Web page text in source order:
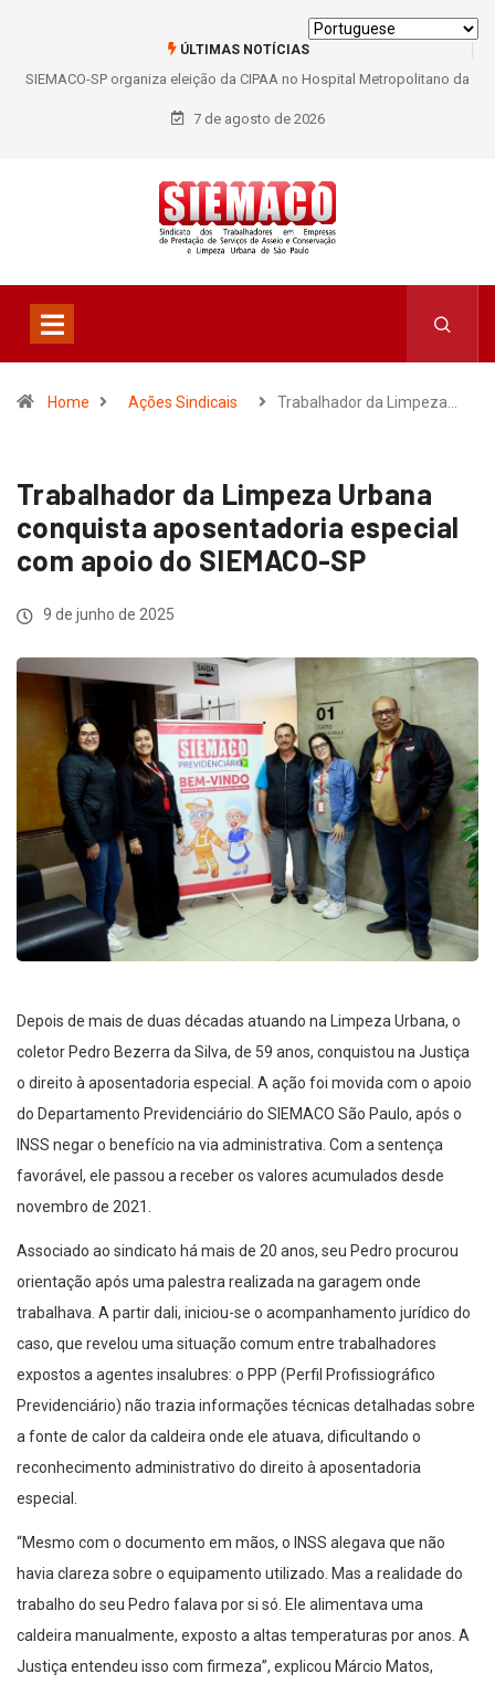
ÚLTIMAS NOTÍCIAS
SIEMACO-SP organiza eleição da CIPAA no Hospital Metropolitano da
Lapa e fortalece participação dos trabalhadores
7 de agosto de 2026
Home Ações Sindicais Trabalhador da Limpeza…
Trabalhador da Limpeza Urbana
conquista aposentadoria especial
com apoio do SIEMACO-SP
9 de junho de 2025
Depois de mais de duas décadas atuando na Limpeza Urbana, o
coletor Pedro Bezerra da Silva, de 59 anos, conquistou na Justiça
o direito à aposentadoria especial. A ação foi movida com o apoio
do Departamento Previdenciário do SIEMACO São Paulo, após o
INSS negar o benefício na via administrativa. Com a sentença
favorável, ele passou a receber os valores acumulados desde
novembro de 2021.
Associado ao sindicato há mais de 20 anos, seu Pedro procurou
orientação após uma palestra realizada na garagem onde
trabalhava. A partir dali, iniciou-se o acompanhamento jurídico do
caso, que revelou uma situação comum entre trabalhadores
expostos a agentes insalubres: o PPP (Perfil Profissiográfico
Previdenciário) não trazia informações técnicas detalhadas sobre
a fonte de calor da caldeira onde ele atuava, dificultando o
reconhecimento administrativo do direito à aposentadoria
especial.
“Mesmo com o documento em mãos, o INSS alegava que não
havia clareza sobre o equipamento utilizado. Mas a realidade do
trabalho do seu Pedro falava por si só. Ele alimentava uma
caldeira manualmente, exposto a altas temperaturas por anos. A
Justiça entendeu isso com firmeza”, explicou Márcio Matos,